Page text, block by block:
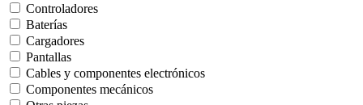
Controladores
Baterías
Cargadores
Pantallas
Cables y componentes electrónicos
Componentes mecánicos